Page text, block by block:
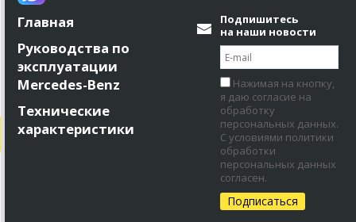
Главная
Руководства по
эксплуатации
Mercedes-Benz
Технические
характеристики
Подпишитесь
на наши новости
Нажимая на кнопку,
я даю согласие на
обработку
персональных данных.
С условиями политики
обработки
персональных данных
согласен.